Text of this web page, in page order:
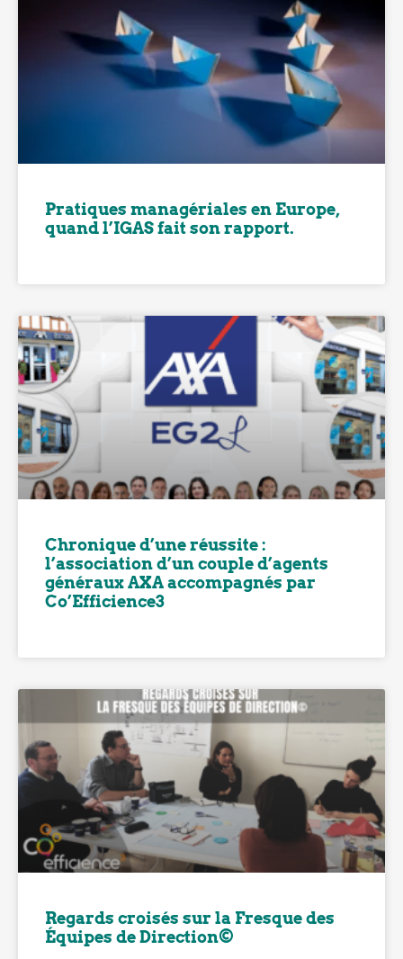
Pratiques managériales en Europe,
quand l’IGAS fait son rapport.
Chronique d’une réussite :
l’association d’un couple d’agents
généraux AXA accompagnés par
Co’Efficience3
Regards croisés sur la Fresque des
Équipes de Direction©